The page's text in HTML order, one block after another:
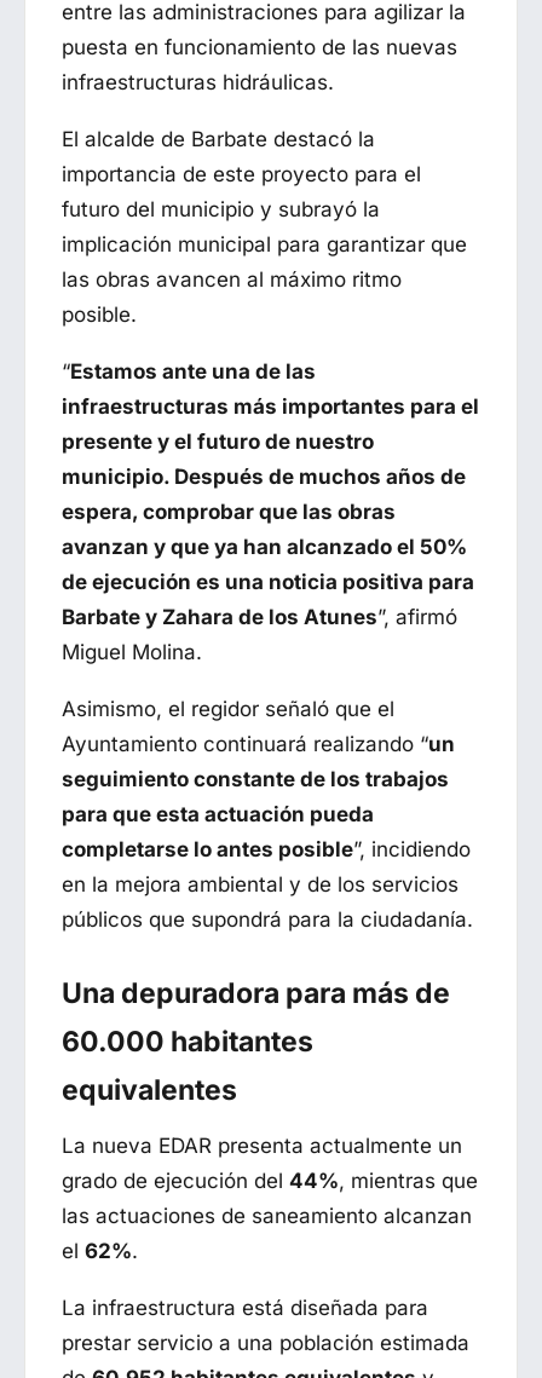
entre las administraciones para agilizar la
puesta en funcionamiento de las nuevas
infraestructuras hidráulicas.
El alcalde de Barbate destacó la
importancia de este proyecto para el
futuro del municipio y subrayó la
implicación municipal para garantizar que
las obras avancen al máximo ritmo
posible.
“Estamos ante una de las
infraestructuras más importantes para el
presente y el futuro de nuestro
municipio. Después de muchos años de
espera, comprobar que las obras
avanzan y que ya han alcanzado el 50%
de ejecución es una noticia positiva para
Barbate y Zahara de los Atunes”, afirmó
Miguel Molina.
Asimismo, el regidor señaló que el
Ayuntamiento continuará realizando “un
seguimiento constante de los trabajos
para que esta actuación pueda
completarse lo antes posible”, incidiendo
en la mejora ambiental y de los servicios
públicos que supondrá para la ciudadanía.
Una depuradora para más de
60.000 habitantes
equivalentes
La nueva EDAR presenta actualmente un
grado de ejecución del 44%, mientras que
las actuaciones de saneamiento alcanzan
el 62%.
La infraestructura está diseñada para
prestar servicio a una población estimada